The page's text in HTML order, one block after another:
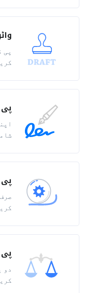
پی
پی
دو